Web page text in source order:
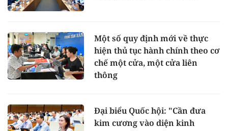
Một số quy định mới về thực
hiện thủ tục hành chính theo cơ
chế một cửa, một cửa liên
thông
Đại biểu Quốc hội: "Cần đưa
kim cương vào diện kinh